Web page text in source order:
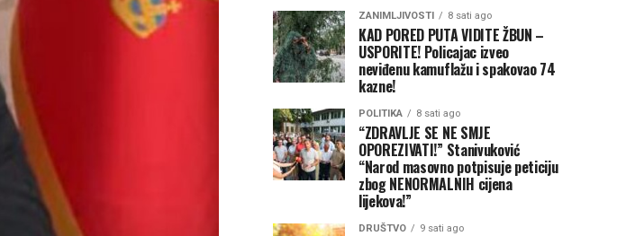
ZANIMLJIVOSTI 8 sati ago
KAD PORED PUTA VIDITE ŽBUN –
USPORITE! Policajac izveo
neviđenu kamuflažu i spakovao 74
kazne!
POLITIKA 8 sati ago
“ZDRAVLJE SE NE SMJE
OPOREZIVATI!” Stanivuković
“Narod masovno potpisuje peticiju
zbog NENORMALNIH cijena
lijekova!”
DRUŠTVO 9 sati ago